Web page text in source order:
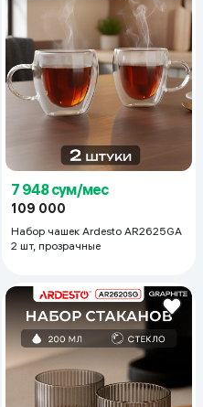
7 948 сум/мес
109 000
Набор чашек Ardesto AR2625GA
2 шт, прозрачные